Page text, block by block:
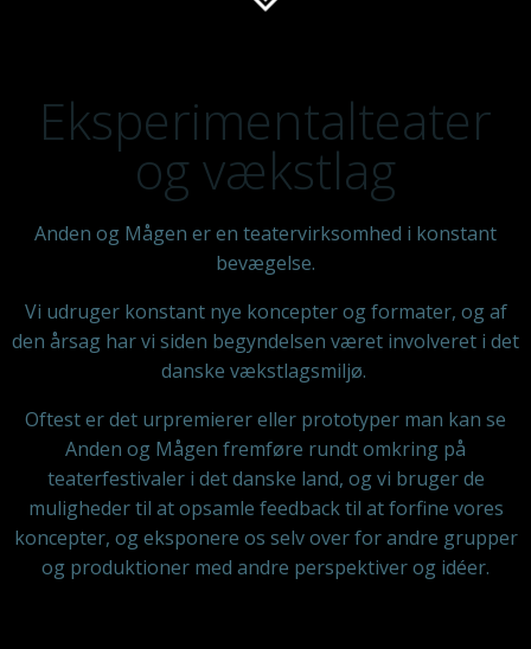
Eksperimentalteater
og vækstlag
Anden og Mågen er en teatervirksomhed i konstant
bevægelse.
Vi udruger konstant nye koncepter og formater, og af
den årsag har vi siden begyndelsen været involveret i det
danske vækstlagsmiljø.
Oftest er det urpremierer eller prototyper man kan se
Anden og Mågen fremføre rundt omkring på
teaterfestivaler i det danske land, og vi bruger de
muligheder til at opsamle feedback til at forfine vores
koncepter, og eksponere os selv over for andre grupper
og produktioner med andre perspektiver og idéer.